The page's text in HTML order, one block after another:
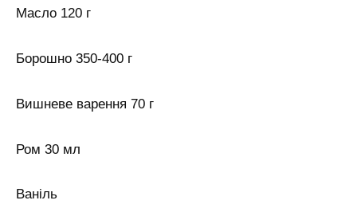
Масло 120 г
Борошно 350-400 г
Вишневе варення 70 г
Ром 30 мл
Ваніль